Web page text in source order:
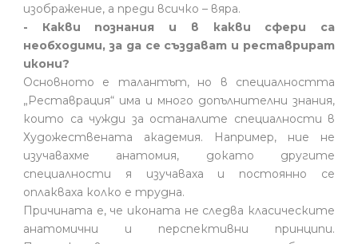
изображение, а преди всичко – вяра.
- Какви познания и в какви сфери са
необходими, за да се създават и реставрират
икони?
Основното е талантът, но в специалността
„Реставрация“ има и много допълнителни знания,
които са чужди за останалите специалности в
Художествената академия. Например, ние не
изучавахме анатомия, докато другите
специалности я изучаваха и постоянно се
оплакваха колко е трудна.
Причината е, че иконата не следва класическите
анатомични и перспективни принципи.